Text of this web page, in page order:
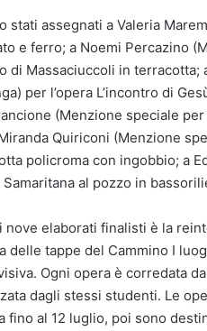
assegnati a Valeria
e ferro; a Noemi Percazino
di Massaciuccoli in
per l’opera L’incontro di
(Menzione speciale
Quiriconi (Menzione
policroma con ingobbio; a
al pozzo in
nove elaborati finalisti è la
delle tappe del Cammino I
Ogni opera è corredata
dagli stessi studenti. Le
fino al 12 luglio, poi sono